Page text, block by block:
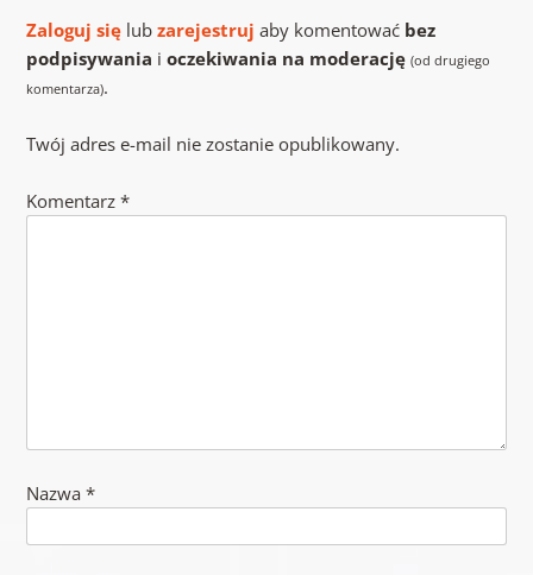
Zaloguj sięlub zarejestruj aby komentować bez
podpisywania i oczekiwania na moderację (od drugiego
komentarza).
Twój adres e-mail nie zostanie opublikowany.
Komentarz *
Nazwa *